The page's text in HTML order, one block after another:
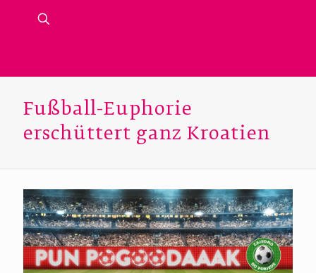
Fußball-Euphorie
erschüttert ganz Kroatien